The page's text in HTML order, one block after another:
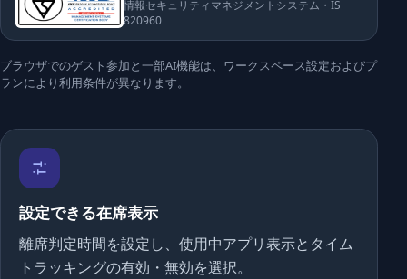
情報セキュリティマネジメントシステム・IS
820960
ブラウザでのゲスト参加と一部AI機能は、ワークスペース設定およびプ
ランにより利用条件が異なります。
設定できる在席表示
離席判定時間を設定し、使用中アプリ表示とタイム
トラッキングの有効・無効を選択。